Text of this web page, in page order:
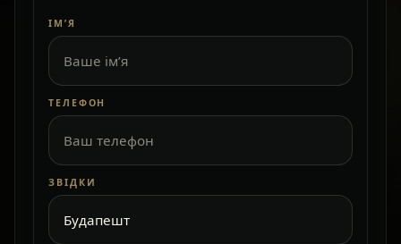
ІМ’Я
ТЕЛЕФОН
ЗВІДКИ